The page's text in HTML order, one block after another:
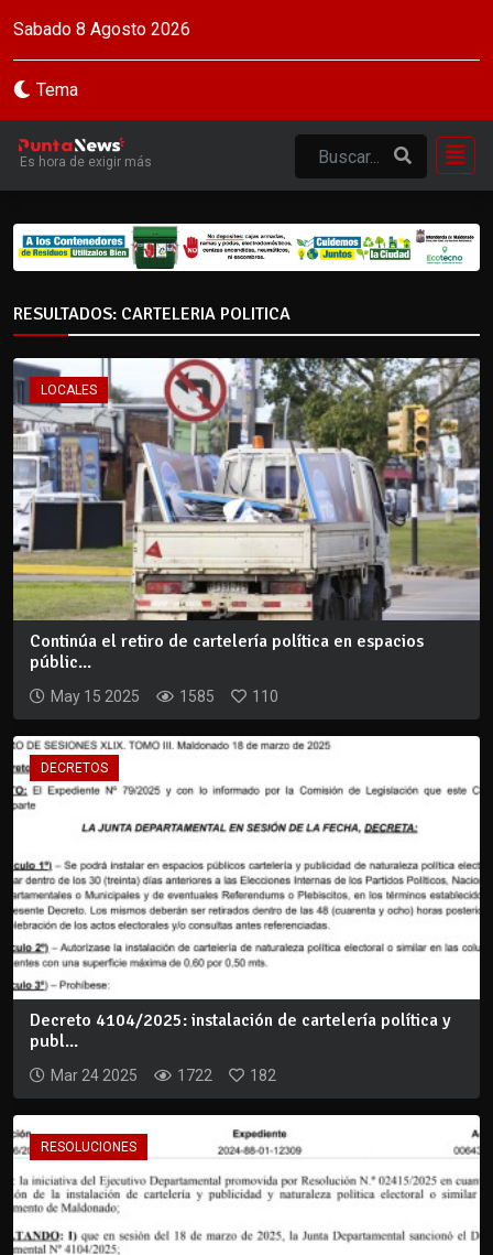
Sabado 8 Agosto 2026
Tema
Es hora de exigir más
RESULTADOS: CARTELERIA POLITICA
LOCALES
Continúa el retiro de cartelería política en espacios
públic...
May 15 2025 1585 110
DECRETOS
Decreto 4104/2025: instalación de cartelería política y
publ...
Mar 24 2025 1722 182
RESOLUCIONES